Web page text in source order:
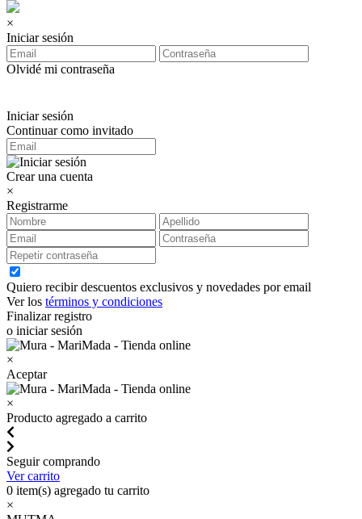
×
Iniciar sesión
Olvidé mi contraseña
Iniciar sesión
Continuar como invitado
Crear una cuenta
×
Registrarme
Quiero recibir descuentos exclusivos y novedades por email
Ver los términos y condiciones
Finalizar registro
o iniciar sesión
×
Aceptar
×
Producto agregado a carrito
Seguir comprando
Ver carrito
0 item(s) agregado tu carrito
×